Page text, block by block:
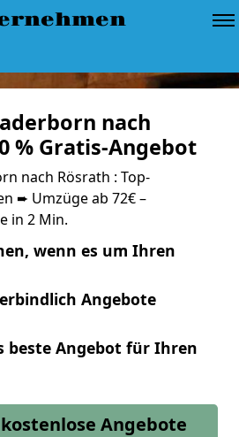
nach
% Gratis-Angebot
nach Rösrath : Top-
➨ Umzüge ab 72€ –
in 2 Min.
wenn es um Ihren
Angebote
beste Angebot für Ihren
Angebote